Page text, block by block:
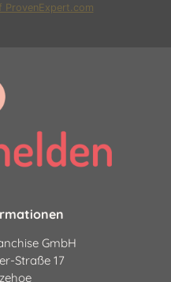
Stunden Pflege und
ProvenExpert.com
GmbH
Straße 17